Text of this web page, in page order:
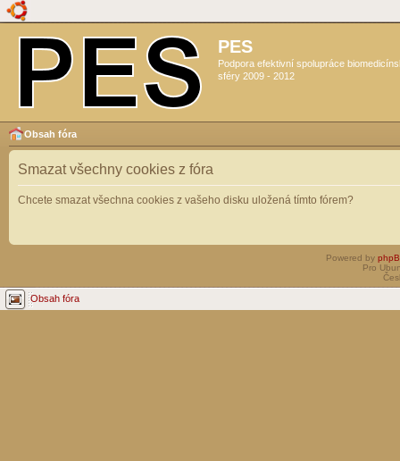
PES
Podpora efektivní spolupráce
sféry 2009 - 2012
Obsah fóra
Smazat všechny cookies z fóra
Chcete smazat všechna cookies z vašeho disku uložená tímto fórem?
Powered by
Pro
Obsah fóra